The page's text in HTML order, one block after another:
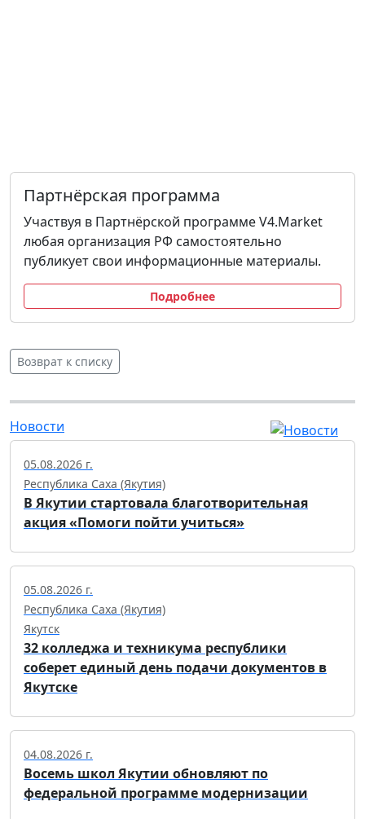
Партнёрская программа
Участвуя в Партнёрской программе V4.Market
любая организация РФ самостоятельно
публикует свои информационные материалы.
Подробнее
Возврат к списку
Новости
05.08.2026 г.
Республика Саха (Якутия)
В Якутии стартовала благотворительная
акция «Помоги пойти учиться»
05.08.2026 г.
Республика Саха (Якутия)
Якутск
32 колледжа и техникума республики
соберет единый день подачи документов в
Якутске
04.08.2026 г.
Восемь школ Якутии обновляют по
федеральной программе модернизации